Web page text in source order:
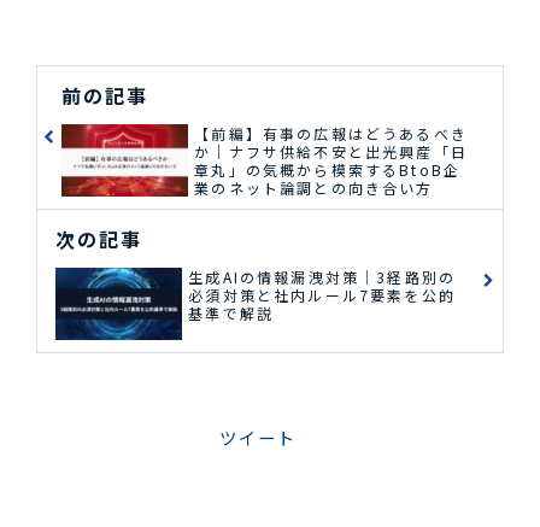
前の記事
【前編】有事の広報はどうあるべき
か｜ナフサ供給不安と出光興産「日
章丸」の気概から模索するBtoB企
業のネット論調との向き合い方
次の記事
生成AIの情報漏洩対策｜3経路別の
必須対策と社内ルール7要素を公的
基準で解説
ツイート